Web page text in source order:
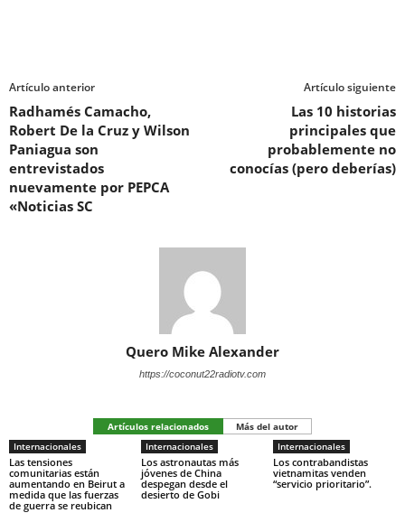
Artículo anterior
Radhamés Camacho,
Robert De la Cruz y Wilson
Paniagua son
entrevistados
nuevamente por PEPCA
«Noticias SC
Artículo siguiente
Las 10 historias
principales que
probablemente no
conocías (pero deberías)
Quero Mike Alexander
https://coconut22radiotv.com
Artículos relacionados
Más del autor
Internacionales
Las tensiones
comunitarias están
aumentando en Beirut a
medida que las fuerzas
de guerra se reubican
Internacionales
Los astronautas más
jóvenes de China
despegan desde el
desierto de Gobi
Internacionales
Los contrabandistas
vietnamitas venden
“servicio prioritario”.